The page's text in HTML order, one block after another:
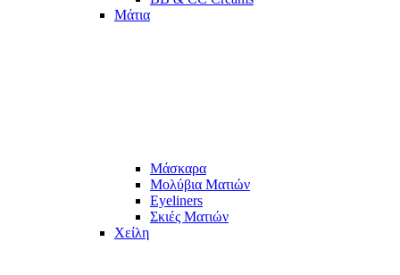
Μάτια
Μάσκαρα
Μολύβια Ματιών
Eyeliners
Σκιές Ματιών
Χείλη